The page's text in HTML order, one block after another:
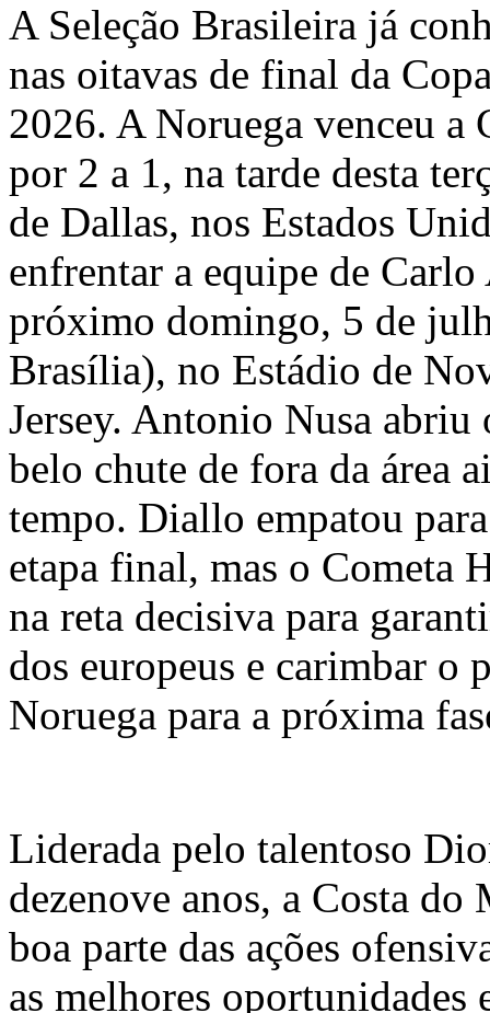
A Seleção Brasileira já
nas oitavas de final da
2026. A Noruega venceu a
por 2 a 1, na tarde desta
de Dallas, nos Estados
enfrentar a equipe de
próximo domingo, 5 de
Brasília), no Estádio de
Jersey. Antonio Nusa abriu
belo chute de fora da área
tempo. Diallo empatou
etapa final, mas o Cometa
na reta decisiva para
dos europeus e carimbar o
Noruega para a próxima
Liderada pelo talentoso
dezenove anos, a Costa
boa parte das ações
as melhores oportunidades